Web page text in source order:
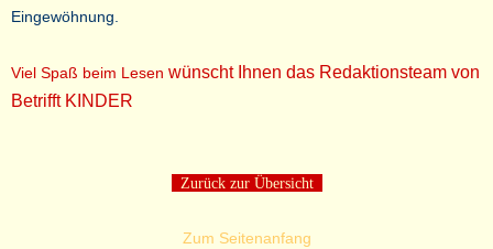
Eingewöhnung.
Viel Spaß beim Lesen wünscht Ihnen das Redaktionsteam von
Betrifft KINDER
Zurück zur Übersicht
Zum Seitenanfang